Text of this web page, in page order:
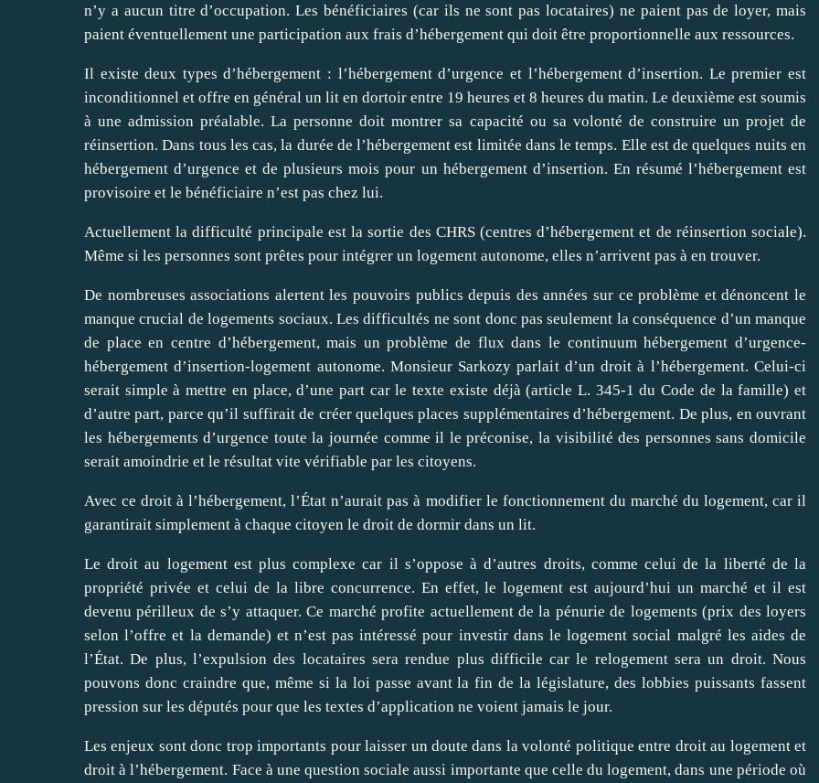
n’y a aucun titre d’occupation. Les bénéficiaires (car ils ne sont pas locataires) ne paient pas de loyer, mais
paient éventuellement une participation aux frais d’hébergement qui doit être proportionnelle aux ressources.
Il existe deux types d’hébergement : l’hébergement d’urgence et l’hébergement d’insertion. Le premier est
inconditionnel et offre en général un lit en dortoir entre 19 heures et 8 heures du matin. Le deuxième est soumis
à une admission préalable. La personne doit montrer sa capacité ou sa volonté de construire un projet de
réinsertion. Dans tous les cas, la durée de l’hébergement est limitée dans le temps. Elle est de quelques nuits en
hébergement d’urgence et de plusieurs mois pour un hébergement d’insertion. En résumé l’hébergement est
provisoire et le bénéficiaire n’est pas chez lui.
Actuellement la difficulté principale est la sortie des CHRS (centres d’hébergement et de réinsertion sociale).
Même si les personnes sont prêtes pour intégrer un logement autonome, elles n’arrivent pas à en trouver.
De nombreuses associations alertent les pouvoirs publics depuis des années sur ce problème et dénoncent le
manque crucial de logements sociaux. Les difficultés ne sont donc pas seulement la conséquence d’un manque
de place en centre d’hébergement, mais un problème de flux dans le continuum hébergement d’urgence-
hébergement d’insertion-logement autonome. Monsieur Sarkozy parlait d’un droit à l’hébergement. Celui-ci
serait simple à mettre en place, d’une part car le texte existe déjà (article L. 345-1 du Code de la famille) et
d’autre part, parce qu’il suffirait de créer quelques places supplémentaires d’hébergement. De plus, en ouvrant
les hébergements d’urgence toute la journée comme il le préconise, la visibilité des personnes sans domicile
serait amoindrie et le résultat vite vérifiable par les citoyens.
Avec ce droit à l’hébergement, l’État n’aurait pas à modifier le fonctionnement du marché du logement, car il
garantirait simplement à chaque citoyen le droit de dormir dans un lit.
Le droit au logement est plus complexe car il s’oppose à d’autres droits, comme celui de la liberté de la
propriété privée et celui de la libre concurrence. En effet, le logement est aujourd’hui un marché et il est
devenu périlleux de s’y attaquer. Ce marché profite actuellement de la pénurie de logements (prix des loyers
selon l’offre et la demande) et n’est pas intéressé pour investir dans le logement social malgré les aides de
l’État. De plus, l’expulsion des locataires sera rendue plus difficile car le relogement sera un droit. Nous
pouvons donc craindre que, même si la loi passe avant la fin de la législature, des lobbies puissants fassent
pression sur les députés pour que les textes d’application ne voient jamais le jour.
Les enjeux sont donc trop importants pour laisser un doute dans la volonté politique entre droit au logement et
droit à l’hébergement. Face à une question sociale aussi importante que celle du logement, dans une période où